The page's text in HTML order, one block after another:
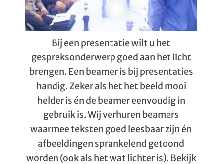
Bij een presentatie wilt u het
gespreksonderwerp goed aan het licht
brengen. Een beamer is bij presentaties
handig. Zeker als het het beeld mooi
helder is én de beamer eenvoudig in
gebruik is. Wij verhuren beamers
waarmee teksten goed leesbaar zijn én
afbeeldingen sprankelend getoond
worden (ook als het wat lichter is). Bekijk